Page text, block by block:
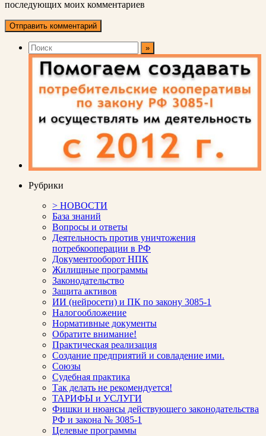
последующих моих комментариев
Рубрики
> НОВОСТИ
База знаний
Вопросы и ответы
Деятельность против уничтожения
потребкооперации в РФ
Документооборот НПК
Жилищные программы
Законодательство
Защита активов
ИИ (нейросети) и ПК по закону 3085-1
Налогообложение
Нормативные документы
Обратите внимание!
Практическая реализация
Создание предприятий и совладение ими.
Союзы
Судебная практика
Так делать не рекомендуется!
ТАРИФЫ и УСЛУГИ
Фишки и нюансы действующего законодательства
РФ и закона № 3085-1
Целевые программы